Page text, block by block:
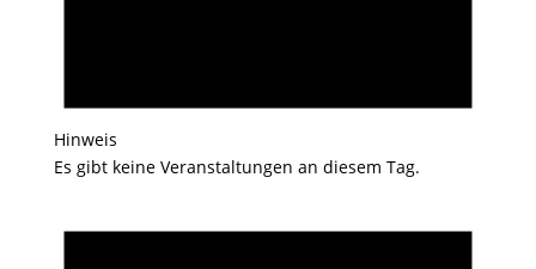
Hinweis
Es gibt keine Veranstaltungen an diesem Tag.